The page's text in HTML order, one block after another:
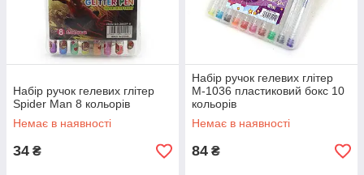
Набір ручок гелевих глітер
Spider Man 8 кольорів
Немає в наявності
34 ₴
Набір ручок гелевих глітер
М-1036 пластиковий бокс 10
кольорів
Немає в наявності
84 ₴